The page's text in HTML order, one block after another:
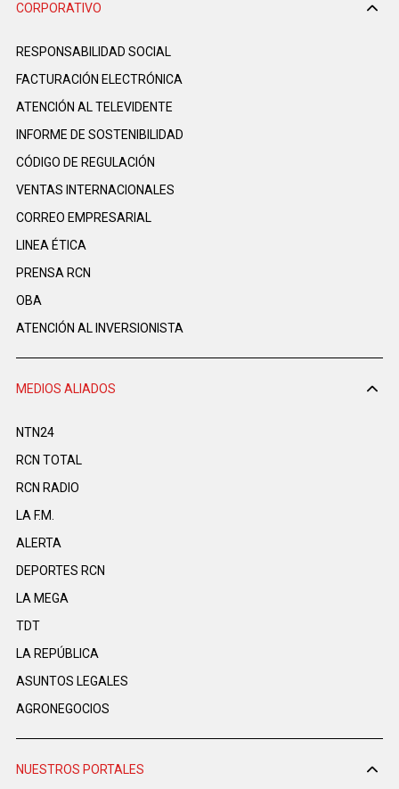
CORPORATIVO
RESPONSABILIDAD SOCIAL
FACTURACIÓN ELECTRÓNICA
ATENCIÓN AL TELEVIDENTE
INFORME DE SOSTENIBILIDAD
CÓDIGO DE REGULACIÓN
VENTAS INTERNACIONALES
CORREO EMPRESARIAL
LINEA ÉTICA
PRENSA RCN
OBA
ATENCIÓN AL INVERSIONISTA
MEDIOS ALIADOS
NTN24
RCN TOTAL
RCN RADIO
LA F.M.
ALERTA
DEPORTES RCN
LA MEGA
TDT
LA REPÚBLICA
ASUNTOS LEGALES
AGRONEGOCIOS
NUESTROS PORTALES